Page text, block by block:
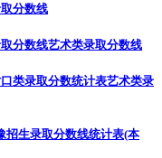
分数线
分数线艺术类录取分数线
类录取分数统计表艺术类录
招生录取分数线统计表(本